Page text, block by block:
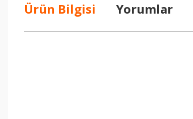
Ürün Bilgisi Yorumlar